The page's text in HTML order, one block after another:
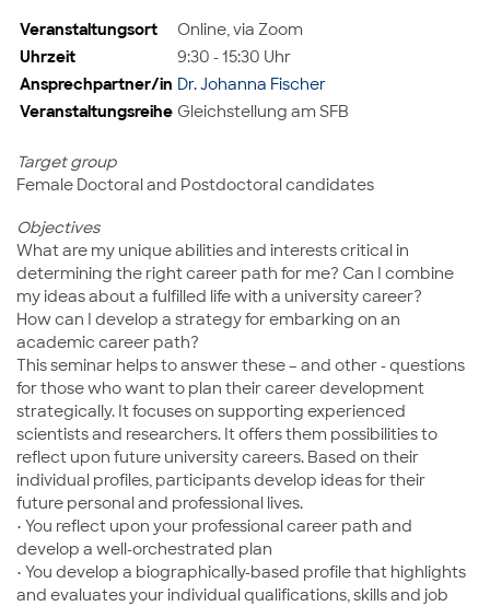
Veranstaltungsort
Online, via Zoom
Uhrzeit
9:30 - 15:30 Uhr
Ansprechpartner/in Dr. Johanna Fischer
Veranstaltungsreihe Gleichstellung am SFB
Target group
Female Doctoral and Postdoctoral candidates
Objectives
What are my unique abilities and interests critical in
determining the right career path for me? Can I combine
my ideas about a fulfilled life with a university career?
How can I develop a strategy for embarking on an
academic career path?
This seminar helps to answer these – and other - questions
for those who want to plan their career development
strategically. It focuses on supporting experienced
scientists and researchers. It offers them possibilities to
reflect upon future university careers. Based on their
individual profiles, participants develop ideas for their
future personal and professional lives.
• You reflect upon your professional career path and
develop a well-orchestrated plan
• You develop a biographically-based profile that highlights
and evaluates your individual qualifications, skills and job